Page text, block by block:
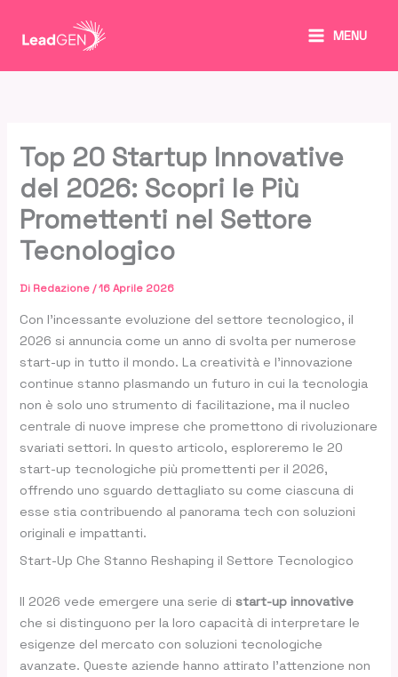
MENU
Top 20 Startup Innovative
del 2026: Scopri le Più
Promettenti nel Settore
Tecnologico
Di Redazione/16 Aprile 2026
Con l’incessante evoluzione del settore tecnologico, il
2026 si annuncia come un anno di svolta per numerose
start-up in tutto il mondo. La creatività e l’innovazione
continue stanno plasmando un futuro in cui la tecnologia
non è solo uno strumento di facilitazione, ma il nucleo
centrale di nuove imprese che promettono di rivoluzionare
svariati settori. In questo articolo, esploreremo le 20
start-up tecnologiche più promettenti per il 2026,
offrendo uno sguardo dettagliato su come ciascuna di
esse stia contribuendo al panorama tech con soluzioni
originali e impattanti.
Start-Up Che Stanno Reshaping il Settore Tecnologico
Il 2026 vede emergere una serie distart-up innovative
che si distinguono per la loro capacità di interpretare le
esigenze del mercato con soluzioni tecnologiche
avanzate. Queste aziende hanno attirato l’attenzione non